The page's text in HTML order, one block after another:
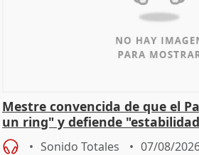
Mestre convencida de que el
un ring" y defiende
Vox
Sonido Totales 07/08/